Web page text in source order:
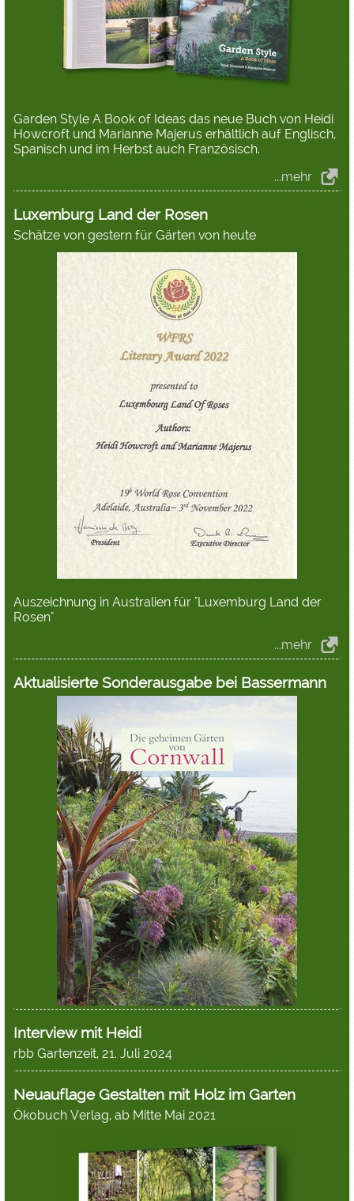
Garden Style A Book of Ideas das neue Buch von Heidi
Howcroft und Marianne Majerus erhältlich auf Englisch,
Spanisch und im Herbst auch Französisch.
...mehr
Luxemburg Land der Rosen
Schätze von gestern für Gärten von heute
Auszeichnung in Australien für "Luxemburg Land der
Rosen"
...mehr
Aktualisierte Sonderausgabe bei Bassermann
Interview mit Heidi
rbb Gartenzeit, 21. Juli 2024
Neuauflage Gestalten mit Holz im Garten
Ökobuch Verlag, ab Mitte Mai 2021